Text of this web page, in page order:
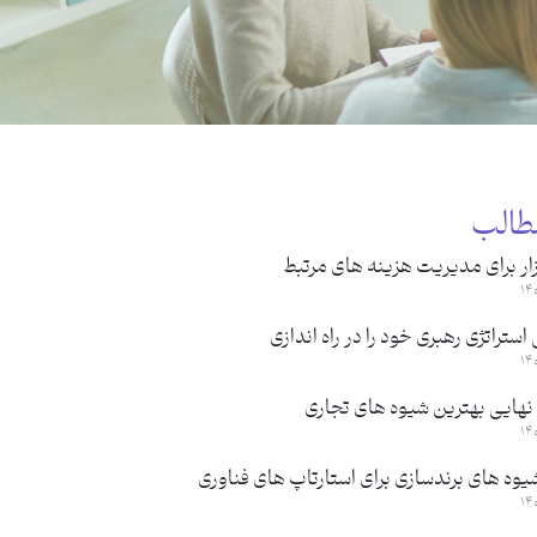
برای مدیریت هزینه های مرتبط
رهبری خود را در راه اندازی
بهترین شیوه های تجاری
های برندسازی برای استارتاپ های فناوری